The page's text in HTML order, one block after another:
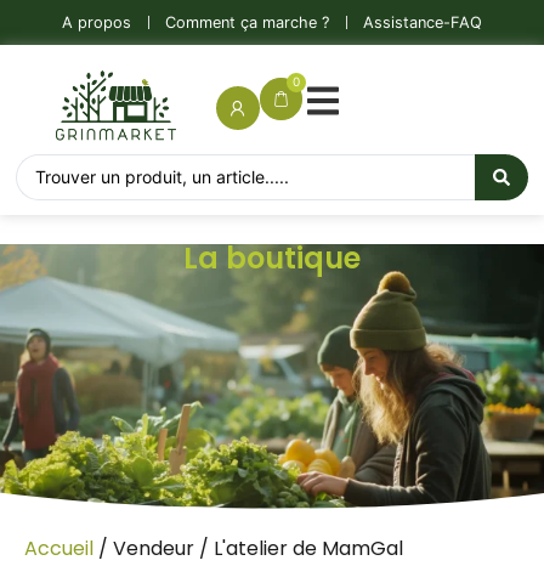
A propos Comment ça marche ? Assistance-FAQ
0
La boutique
Accueil / Vendeur / L'atelier de MamGal